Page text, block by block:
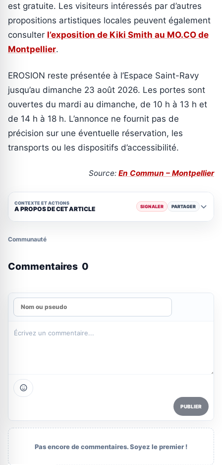
est gratuite. Les visiteurs intéressés par d’autres
propositions artistiques locales peuvent également
consulter l’exposition de Kiki Smith au MO.CO de
Montpellier.
EROSION reste présentée à l’Espace Saint-Ravy
jusqu’au dimanche 23 août 2026. Les portes sont
ouvertes du mardi au dimanche, de 10 h à 13 h et
de 14 h à 18 h. L’annonce ne fournit pas de
précision sur une éventuelle réservation, les
transports ou les dispositifs d’accessibilité.
Source: En Commun – Montpellier
CONTEXTE ET ACTIONS
A PROPOS DE CET ARTICLE SIGNALER PARTAGER
Communauté
Commentaires 0
PUBLIER
Pas encore de commentaires. Soyez le premier !